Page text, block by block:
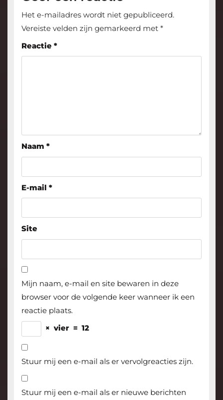
Het e-mailadres wordt niet gepubliceerd.
Vereiste velden zijn gemarkeerd met *
Reactie *
Naam *
E-mail *
Site
Mijn naam, e-mail en site bewaren in deze
browser voor de volgende keer wanneer ik een
reactie plaats.
× vier = 12
Stuur mij een e-mail als er vervolgreacties zijn.
Stuur mij een e-mail als er nieuwe berichten